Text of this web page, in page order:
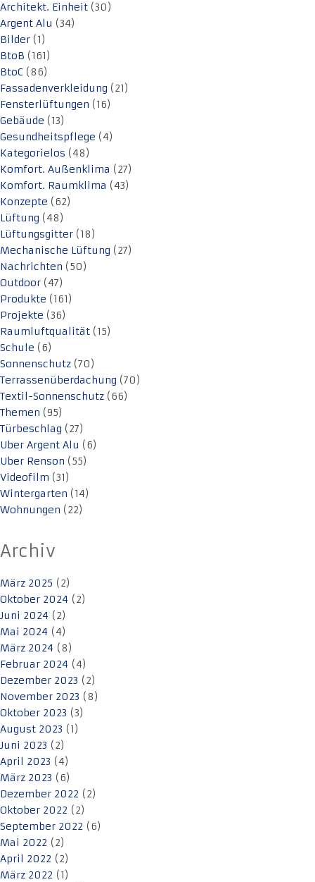
Architekt. Einheit (30)
Argent Alu (34)
Bilder (1)
BtoB (161)
BtoC (86)
Fassadenverkleidung (21)
Fensterlüftungen (16)
Gebäude (13)
Gesundheitspflege (4)
Kategorielos (48)
Komfort. Außenklima (27)
Komfort. Raumklima (43)
Konzepte (62)
Lüftung (48)
Lüftungsgitter (18)
Mechanische Lüftung (27)
Nachrichten (50)
Outdoor (47)
Produkte (161)
Projekte (36)
Raumluftqualität (15)
Schule (6)
Sonnenschutz (70)
Terrassenüberdachung (70)
Textil-Sonnenschutz (66)
Themen (95)
Türbeschlag (27)
Uber Argent Alu (6)
Uber Renson (55)
Videofilm (31)
Wintergarten (14)
Wohnungen (22)
Archiv
März 2025 (2)
Oktober 2024 (2)
Juni 2024 (2)
Mai 2024 (4)
März 2024 (8)
Februar 2024 (4)
Dezember 2023 (2)
November 2023 (8)
Oktober 2023 (3)
August 2023 (1)
Juni 2023 (2)
April 2023 (4)
März 2023 (6)
Dezember 2022 (2)
Oktober 2022 (2)
September 2022 (6)
Mai 2022 (2)
April 2022 (2)
März 2022 (1)